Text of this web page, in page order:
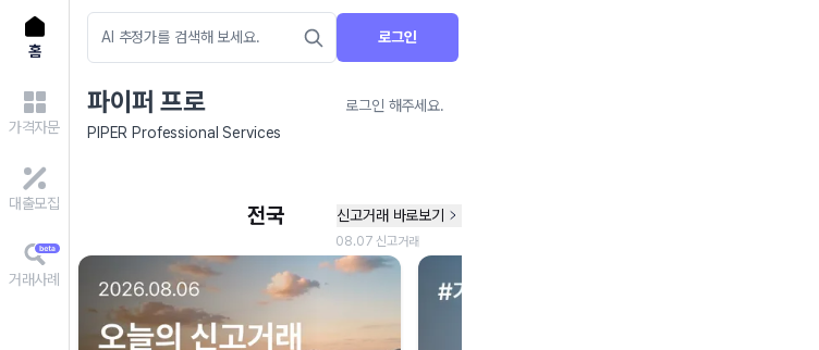
홈
가격자문
대출모집
거래사례
로그인
파이퍼 프로
로그인 해주세요.
PIPER Professional Services